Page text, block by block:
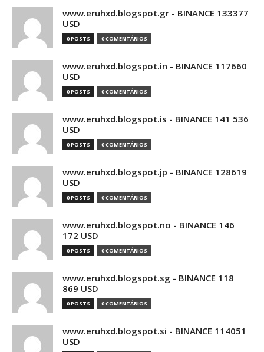
www.eruhxd.blogspot.gr - BINANCE 133377
USD
0 POSTS 0 COMENTÁRIOS
www.eruhxd.blogspot.in - BINANCE 117660
USD
0 POSTS 0 COMENTÁRIOS
www.eruhxd.blogspot.is - BINANCE 141 536
USD
0 POSTS 0 COMENTÁRIOS
www.eruhxd.blogspot.jp - BINANCE 128619
USD
0 POSTS 0 COMENTÁRIOS
www.eruhxd.blogspot.no - BINANCE 146
172 USD
0 POSTS 0 COMENTÁRIOS
www.eruhxd.blogspot.sg - BINANCE 118
869 USD
0 POSTS 0 COMENTÁRIOS
www.eruhxd.blogspot.si - BINANCE 114051
USD